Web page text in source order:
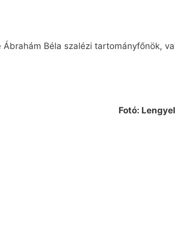
Béla szalézi tartományfőnök,
Fotó: